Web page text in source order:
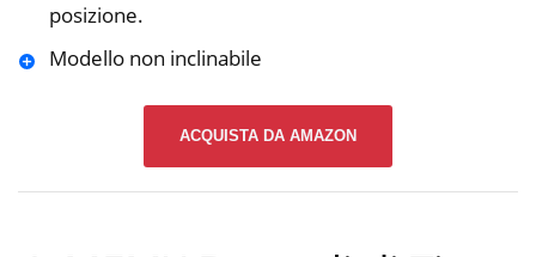
posizione.
Modello non inclinabile
ACQUISTA DA AMAZON